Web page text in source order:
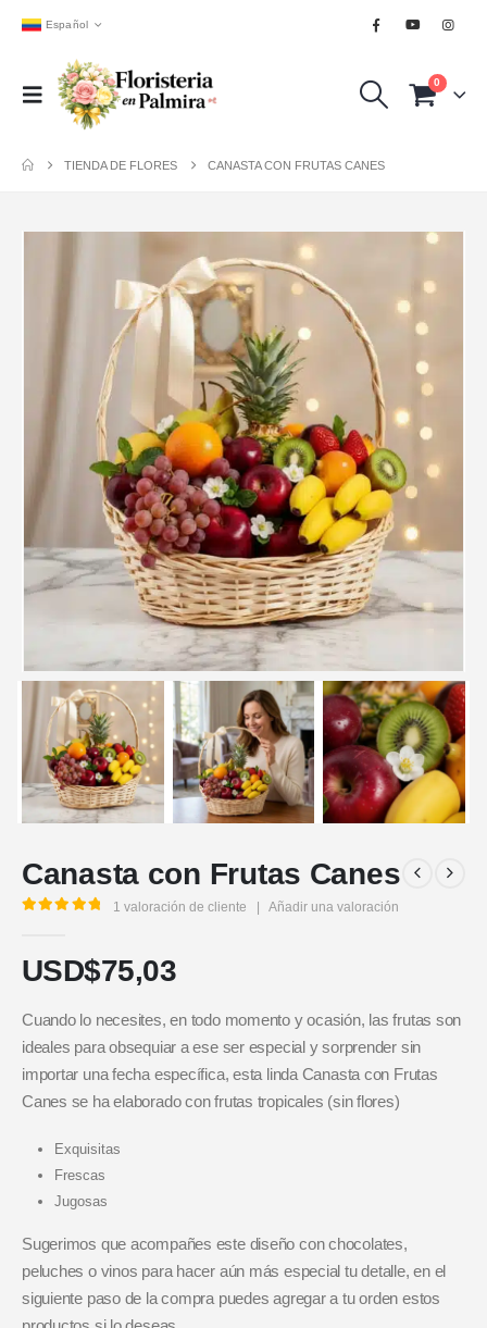
Español
0
TIENDA DE FLORES CANASTA CON FRUTAS CANES
Canasta con Frutas Canes
1 valoración de cliente | Añadir una valoración
USD$75,03
Cuando lo necesites, en todo momento y ocasión, las frutas son
ideales para obsequiar a ese ser especial y sorprender sin
importar una fecha específica, esta linda Canasta con Frutas
Canes se ha elaborado con frutas tropicales (sin flores)
Exquisitas
Frescas
Jugosas
Sugerimos que acompañes este diseño con chocolates,
peluches o vinos para hacer aún más especial tu detalle, en el
siguiente paso de la compra puedes agregar a tu orden estos